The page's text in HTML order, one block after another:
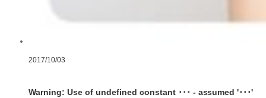
2017/10/03
Warning: Use of undefined constant ･･･ - assumed '･･･'